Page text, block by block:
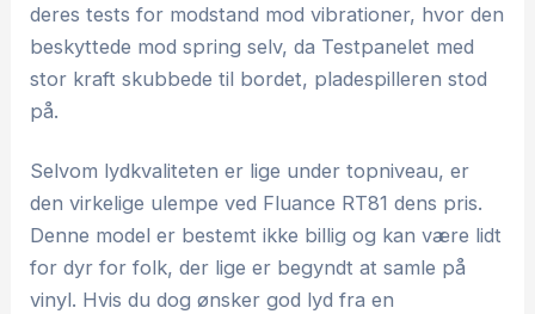
deres tests for modstand mod vibrationer, hvor den
beskyttede mod spring selv, da Testpanelet med
stor kraft skubbede til bordet, pladespilleren stod
på.
Selvom lydkvaliteten er lige under topniveau, er
den virkelige ulempe ved Fluance RT81 dens pris.
Denne model er bestemt ikke billig og kan være lidt
for dyr for folk, der lige er begyndt at samle på
vinyl. Hvis du dog ønsker god lyd fra en